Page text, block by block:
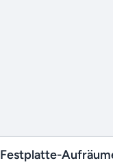
Festplatte-